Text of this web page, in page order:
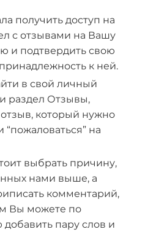
получить доступ на
с отзывами на Вашу
и подтвердить свою
к ней.
в свой личный
раздел Отзывы,
который нужно
“пожаловаться” на
выбрать причину,
нами выше, а
комментарий,
Вы можете по
пару слов и